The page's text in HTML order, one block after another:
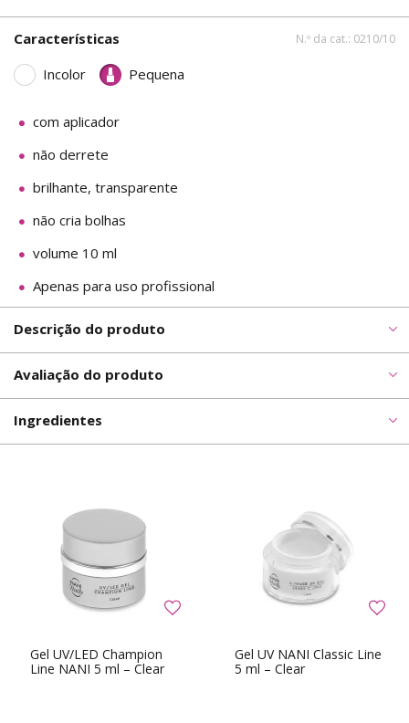
Características N.º da cat.: 0210/10
Incolor Pequena
com aplicador
não derrete
brilhante, transparente
não cria bolhas
volume 10 ml
Apenas para uso profissional
Descrição do produto
Avaliação do produto
Ingredientes
Gel UV/LED Champion
Line NANI 5 ml – Clear
Gel UV NANI Classic Line
5 ml – Clear